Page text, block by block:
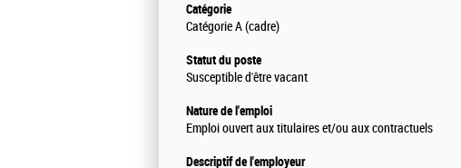
Catégorie
Catégorie A (cadre)
Statut du poste
Susceptible d'être vacant
Nature de l'emploi
Emploi ouvert aux titulaires et/ou aux contractuels
Descriptif de l'employeur